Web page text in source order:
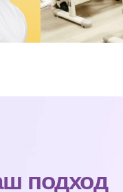
и
цель —
ребёнка.